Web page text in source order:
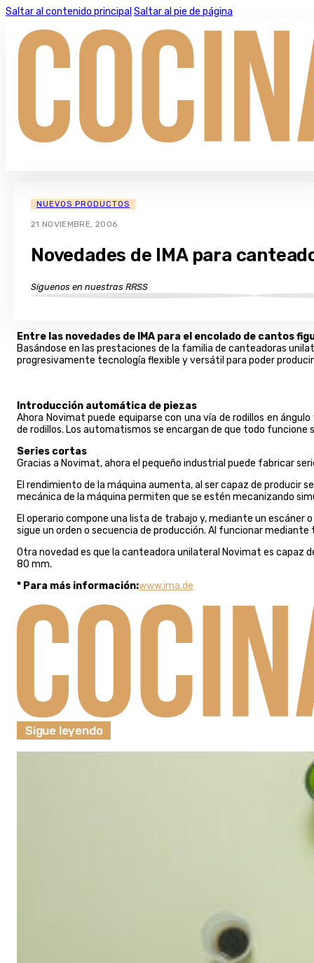
Saltar al contenido principal Saltar al pie de página
NUEVOS PRODUCTOS
21 NOVIEMBRE, 2006
Novedades de IMA para
Síguenos en nuestras RRSS
Entre las novedades de IMA para el encolado de cantos
Basándose en las prestaciones de la familia de canteadoras
progresivamente tecnología flexible y versátil para poder
Introducción automática de piezas
Ahora Novimat puede equiparse con una vía de rodillos en
de rodillos. Los automatismos se encargan de que todo funcione
Series cortas
Gracias a Novimat, ahora el pequeño industrial puede fabricar
El rendimiento de la máquina aumenta, al ser capaz de producir
mecánica de la máquina permiten que se estén mecanizando
El operario compone una lista de trabajo y, mediante un escáner
sigue un orden o secuencia de producción. Al funcionar
Otra novedad es que la canteadora unilateral Novimat es capaz
80 mm.
* Para más información:www.ima.de
Sigue leyendo